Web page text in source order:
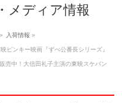
メディア情報
» 入荷情報 »
ピンキー映画『ずべ公番長シリーズ』
売中！大信田礼子主演の東映スケバン